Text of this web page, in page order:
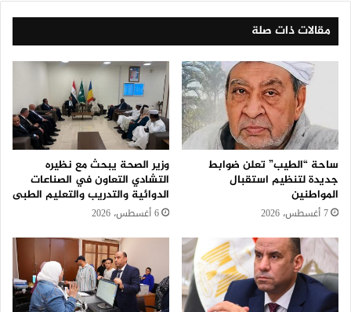
مقالات ذات صلة
ساحة “الطيب” تعلن ضوابط
جديدة لتنظيم استقبال
المواطنين
7 أغسطس، 2026
وزير الصحة يبحث مع نظيره
التشادي التعاون في الصناعات
الدوائية والتدريب والتعليم الطبى
6 أغسطس، 2026